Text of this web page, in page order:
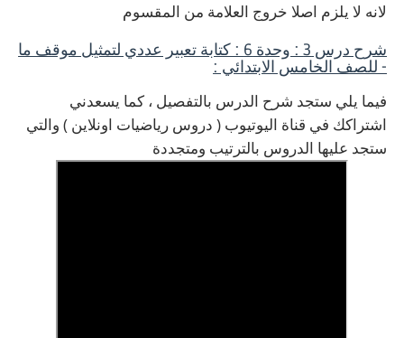
لانه لا يلزم اصلا خروج العلامة من المقسوم
شرح درس 3 : وحدة 6 : كتابة تعبير عددي لتمثيل موقف ما
- للصف الخامس الابتدائي :
فيما يلي ستجد شرح الدرس بالتفصيل ، كما يسعدني
اشتراكك في قناة اليوتيوب ( دروس رياضيات اونلاين ) والتي
ستجد عليها الدروس بالترتيب ومتجددة